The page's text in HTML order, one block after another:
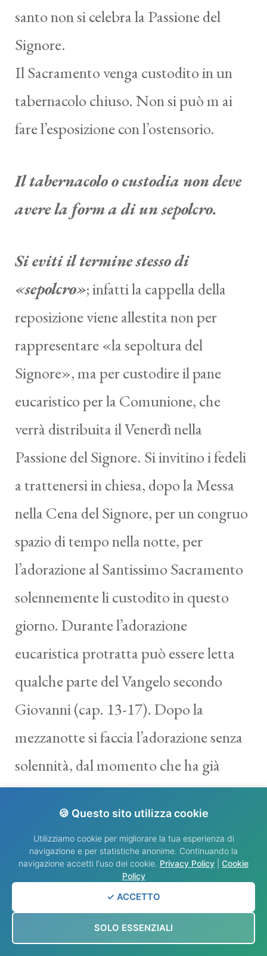
santo non si celebra la Passione del
Signore.
Il Sacramento venga custodito in un
tabernacolo chiuso. Non si può m ai
fare l’esposizione con l’ostensorio.
Il tabernacolo o custodia non deve
avere la form a di un sepolcro.
Si eviti il termine stesso di
«sepolcro»; infatti la cappella della
reposizione viene allestita non per
rappresentare «la sepoltura del
Signore», ma per custodire il pane
eucaristico per la Comunione, che
verrà distribuita il Venerdì nella
Passione del Signore. Si invitino i fedeli
a trattenersi in chiesa, dopo la Messa
nella Cena del Signore, per un congruo
spazio di tempo nella notte, per
l’adorazione al Santissimo Sacramento
solennemente li custodito in questo
giorno. Durante l’adorazione
eucaristica protratta può essere letta
qualche parte del Vangelo secondo
Giovanni (cap. 13-17). Dopo la
mezzanotte si faccia l’adorazione senza
solennità, dal momento che ha già
avuto inizio il giorno della Passione del
Signore. Dopo la celebrazione della
Messa del Giovedì santo, si tolgano le
tovaglie dall’altare e la croce. Ciò va
fatto privatamente come semplice
operazione pratica che predispone
🍪 Questo sito utilizza cookie
Utilizziamo cookie per migliorare la tua esperienza di
navigazione e per statistiche anonime. Continuando la
navigazione accetti l'uso dei cookie. Privacy Policy
Cookie
Policy
✓ ACCETTO
SOLO ESSENZIALI